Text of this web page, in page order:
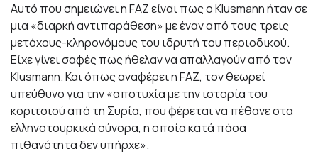
Αυτό που σημειώνει η FAZ είναι πως ο Klusmann ήταν σε
μια «διαρκή αντιπαράθεση» με έναν από τους τρεις
μετόχους-κληρονόμους του ιδρυτή του περιοδικού.
Είχε γίνει σαφές πως ήθελαν να απαλλαγούν από τον
Klusmann. Και όπως αναφέρει η FAZ, τον θεωρεί
υπεύθυνο για την «αποτυχία με την ιστορία του
κοριτσιού από τη Συρία, που φέρεται να πέθανε στα
ελληνοτουρκικά σύνορα, η οποία κατά πάσα
πιθανότητα δεν υπήρχε».